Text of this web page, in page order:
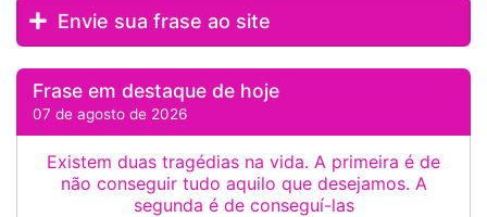
Envie sua frase ao site
Frase em destaque de hoje
07 de agosto de 2026
Existem duas tragédias na vida. A primeira é de
não conseguir tudo aquilo que desejamos. A
segunda é de conseguí-las